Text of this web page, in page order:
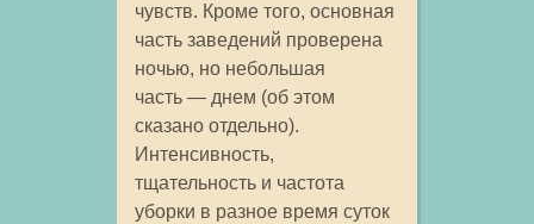
чувств. Кроме того, основная
часть заведений проверена
ночью, но небольшая
часть — днем (об этом
сказано отдельно).
Интенсивность,
тщательность и частота
уборки в разное время суток